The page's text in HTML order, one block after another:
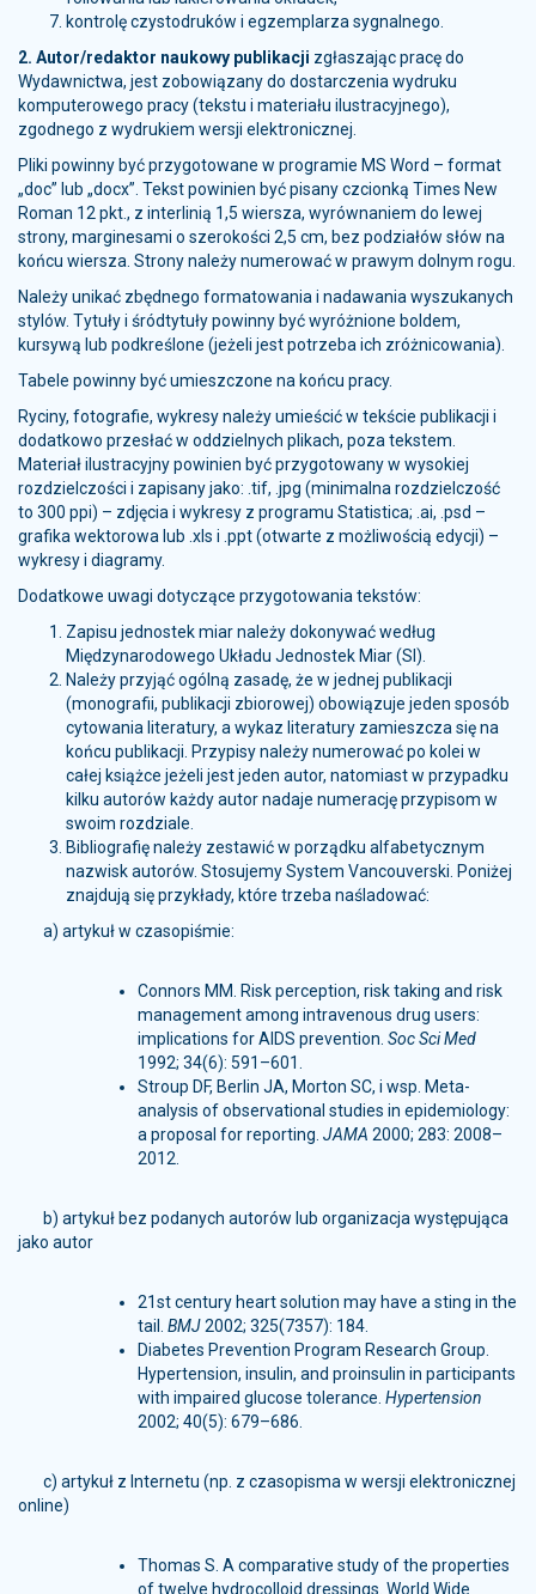
kontrolę czystodruków i egzemplarza sygnalnego.
2. Autor/redaktor naukowy publikacji zgłaszając pracę do
Wydawnictwa, jest zobowiązany do dostarczenia wydruku
komputerowego pracy (tekstu i materiału ilustracyjnego),
zgodnego z wydrukiem wersji elektronicznej.
Pliki powinny być przygotowane w programie MS Word – format
„doc” lub „docx”. Tekst powinien być pisany czcionką Times New
Roman 12 pkt., z interlinią 1,5 wiersza, wyrównaniem do lewej
strony, marginesami o szerokości 2,5 cm, bez podziałów słów na
końcu wiersza. Strony należy numerować w prawym dolnym rogu.
Należy unikać zbędnego formatowania i nadawania wyszukanych
stylów. Tytuły i śródtytuły powinny być wyróżnione boldem,
kursywą lub podkreślone (jeżeli jest potrzeba ich zróżnicowania).
Tabele powinny być umieszczone na końcu pracy.
Ryciny, fotografie, wykresy należy umieścić w tekście publikacji i
dodatkowo przesłać w oddzielnych plikach, poza tekstem.
Materiał ilustracyjny powinien być przygotowany w wysokiej
rozdzielczości i zapisany jako: .tif, .jpg (minimalna rozdzielczość
to 300 ppi) – zdjęcia i wykresy z programu Statistica; .ai, .psd –
grafika wektorowa lub .xls i .ppt (otwarte z możliwością edycji) –
wykresy i diagramy.
Dodatkowe uwagi dotyczące przygotowania tekstów:
Zapisu jednostek miar należy dokonywać według
Międzynarodowego Układu Jednostek Miar (SI).
Należy przyjąć ogólną zasadę, że w jednej publikacji
(monografii, publikacji zbiorowej) obowiązuje jeden sposób
cytowania literatury, a wykaz literatury zamieszcza się na
końcu publikacji. Przypisy należy numerować po kolei w
całej książce jeżeli jest jeden autor, natomiast w przypadku
kilku autorów każdy autor nadaje numerację przypisom w
swoim rozdziale.
Bibliografię należy zestawić w porządku alfabetycznym
nazwisk autorów. Stosujemy System Vancouverski. Poniżej
znajdują się przykłady, które trzeba naśladować:
a) artykuł w czasopiśmie:
Connors MM. Risk perception, risk taking and risk
management among intravenous drug users:
implications for AIDS prevention. Soc Sci Med
1992; 34(6): 591–601.
Stroup DF, Berlin JA, Morton SC, i wsp. Meta-
analysis of observational studies in epidemiology:
a proposal for reporting. JAMA 2000; 283: 2008–
2012.
b) artykuł bez podanych autorów lub organizacja występująca
jako autor
21st century heart solution may have a sting in the
tail. BMJ2002; 325(7357): 184.
Diabetes Prevention Program Research Group.
Hypertension, insulin, and proinsulin in participants
with impaired glucose tolerance. Hypertension
2002; 40(5): 679–686.
c) artykuł z Internetu (np. z czasopisma w wersji elektronicznej
online)
Thomas S. A comparative study of the properties
of twelve hydrocolloid dressings. World Wide